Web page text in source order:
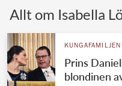
Allt om Isabella
KUNGAFAMILJEN
Prins
blondinen